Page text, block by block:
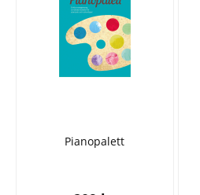
Pianopalett